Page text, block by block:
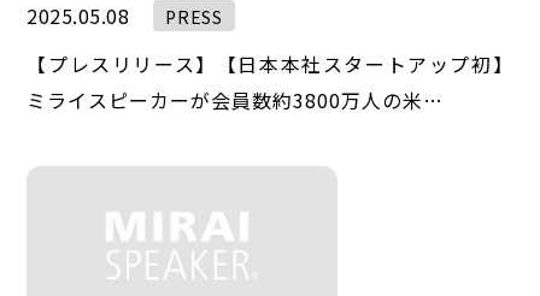
2025.05.08 PRESS
【プレスリリース】【日本本社スタートアップ初】
ミライスピーカーが会員数約3800万人の米…